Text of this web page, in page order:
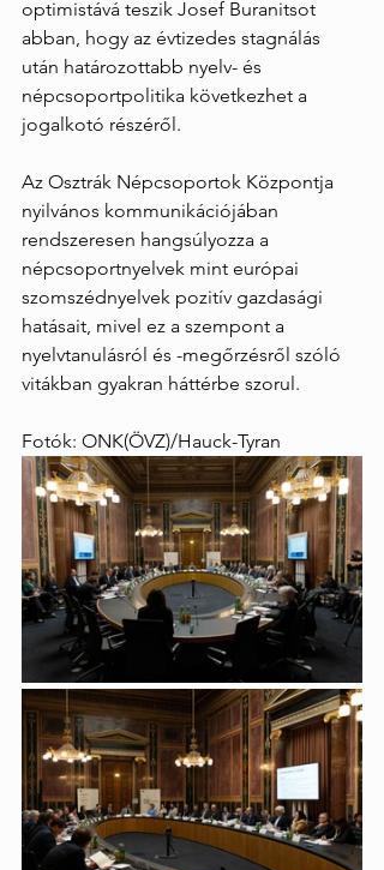
optimistává teszik Josef Buranitsot
abban, hogy az évtizedes stagnálás
után határozottabb nyelv- és
népcsoportpolitika következhet a
jogalkotó részéről.
Az Osztrák Népcsoportok Központja
nyilvános kommunikációjában
rendszeresen hangsúlyozza a
népcsoportnyelvek mint európai
szomszédnyelvek pozitív gazdasági
hatásait, mivel ez a szempont a
nyelvtanulásról és -megőrzésről szóló
vitákban gyakran háttérbe szorul.
Fotók: ONK(ÖVZ)/Hauck-Tyran